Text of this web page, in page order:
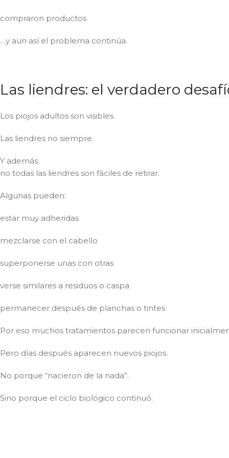
compraron productos
…y aun así el problema continúa.
Las liendres: el verdadero
Los piojos adultos son visibles.
Las liendres no siempre.
Y además:
no todas las liendres son fáciles de retirar.
Algunas pueden:
estar muy adheridas
mezclarse con el cabello
superponerse unas con otras
verse similares a residuos o caspa
permanecer después de planchas o tintes
Por eso muchos tratamientos parecen funcionar
Pero días después aparecen nuevos piojos.
No porque “nacieron de la nada”.
Sino porque el ciclo biológico continuó.